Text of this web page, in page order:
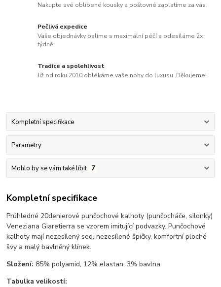
Nakupte své oblíbené kousky a poštovné zaplatíme za vás.
Pečlivá expedice
Vaše objednávky balíme s maximální péčí a odesíláme 2x
týdně.
Tradice a spolehlivost
Již od roku 2010 oblékáme vaše nohy do luxusu. Děkujeme!
Kompletní specifikace
Parametry
Mohlo by se vám také líbit 7
Kompletní specifikace
Průhledné 20denierové punčochové kalhoty (punčocháče, silonky)
Veneziana Giaretierra se vzorem imitující podvazky. Punčochové
kalhoty mají nezesílený sed, nezesílené špičky, komfortní ploché
švy a malý bavlněný klínek.
Složení: 85% polyamid, 12% elastan, 3% bavlna
Tabulka velikostí: